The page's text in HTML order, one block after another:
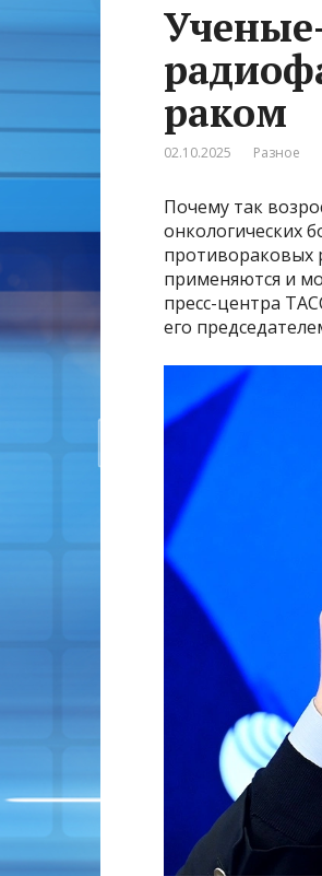
раком
02.10.2025 Разное
Почему так
онкологических
противораковых
применяются и
пресс-центра
его